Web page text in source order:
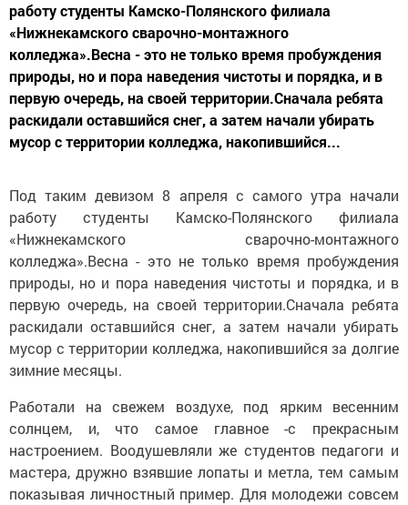
работу студенты Камско-Полянского филиала
«Нижнекамского сварочно-монтажного
колледжа».Весна - это не только время пробуждения
природы, но и пора наведения чистоты и порядка, и в
первую очередь, на своей территории.Сначала ребята
раскидали оставшийся снег, а затем начали убирать
мусор с территории колледжа, накопившийся...
Под таким девизом 8 апреля с самого утра начали
работу студенты Камско-Полянского филиала
«Нижнекамского сварочно-монтажного
колледжа».Весна - это не только время пробуждения
природы, но и пора наведения чистоты и порядка, и в
первую очередь, на своей территории.Сначала ребята
раскидали оставшийся снег, а затем начали убирать
мусор с территории колледжа, накопившийся за долгие
зимние месяцы.
Работали на свежем воздухе, под ярким весенним
солнцем, и, что самое главное -с прекрасным
настроением. Воодушевляли же студентов педагоги и
мастера, дружно взявшие лопаты и метла, тем самым
показывая личностный пример. Для молодежи совсем